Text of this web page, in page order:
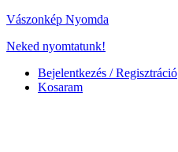
Vászonkép Nyomda
Neked nyomtatunk!
Bejelentkezés / Regisztráció
Kosaram